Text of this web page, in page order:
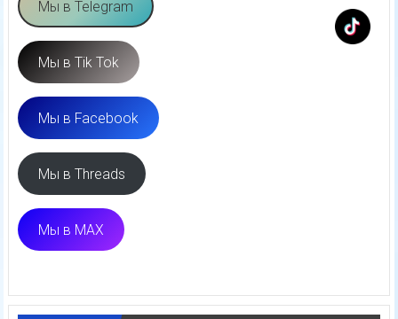
Мы в Telegram
Мы в Tik Tok
Мы в Facebook
Мы в Threads
Мы в MAX